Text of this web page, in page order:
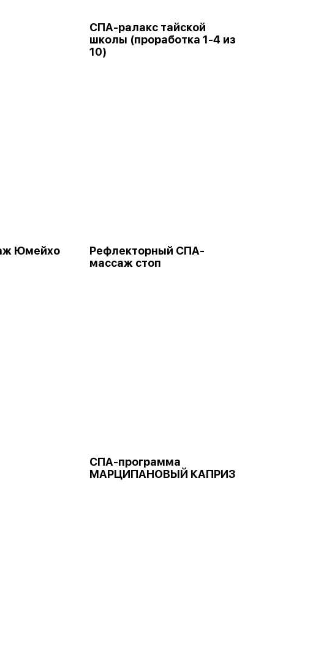
СПА-ралакс тайской
школы (проработка 1-4 из
10)
Юмейхо
Рефлекторный СПА-
массаж стоп
СПА-программа
МАРЦИПАНОВЫЙ КАПРИЗ